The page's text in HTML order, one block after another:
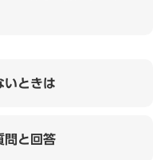
いときは
問と回答